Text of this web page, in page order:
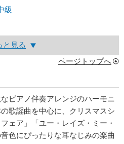
級
と見る
ページトップへ
ピアノ伴奏アレンジのハーモニ
歌謡曲を中心に、クリスマスシ
ェア」「ユー・レイズ・ミー・
色にぴったりな耳なじみの楽曲